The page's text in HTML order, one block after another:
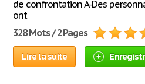
de confrontation A-Des
ont
328 Mots / 2 Pages
Lire la suite